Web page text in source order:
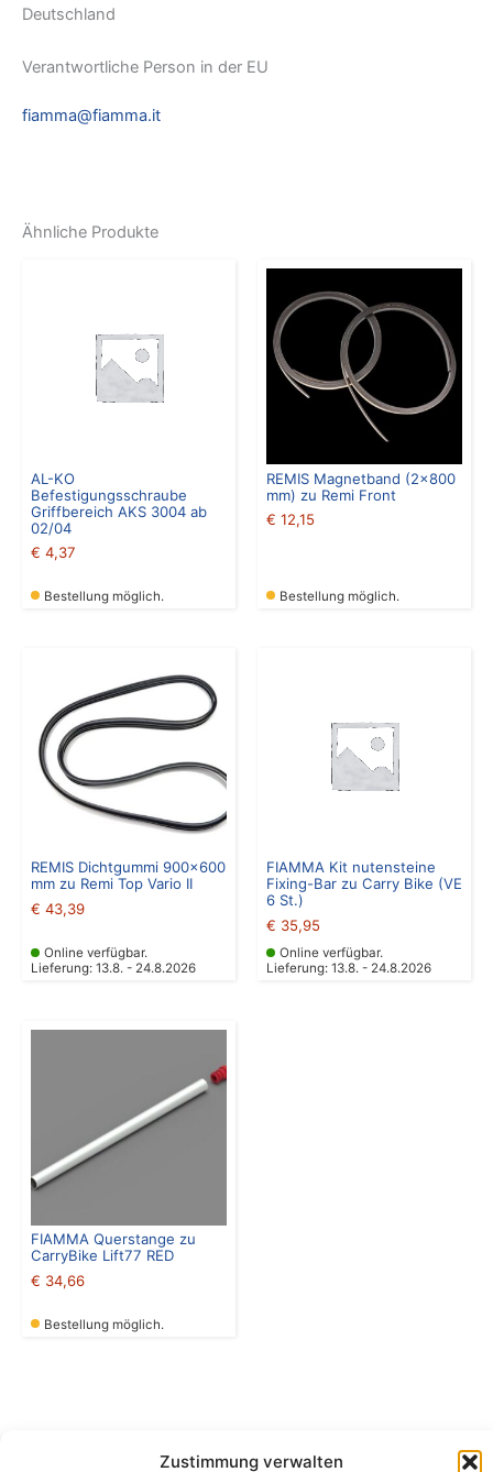
Zustimmung verwalten
Deutschland
Verantwortliche Person in der EU
fiamma@fiamma.it
Ähnliche Produkte
AL-KO
Befestigungsschraube
Griffbereich AKS 3004 ab
02/04
€ 4,37
Bestellung möglich.
REMIS Magnetband (2×800
mm) zu Remi Front
€ 12,15
Bestellung möglich.
REMIS Dichtgummi 900×600
mm zu Remi Top Vario II
€ 43,39
Online verfügbar.
Lieferung: 13.8. - 24.8.2026
FIAMMA Kit nutensteine
Fixing-Bar zu Carry Bike (VE
6 St.)
€ 35,95
Online verfügbar.
Lieferung: 13.8. - 24.8.2026
FIAMMA Querstange zu
CarryBike Lift77 RED
€ 34,66
Bestellung möglich.